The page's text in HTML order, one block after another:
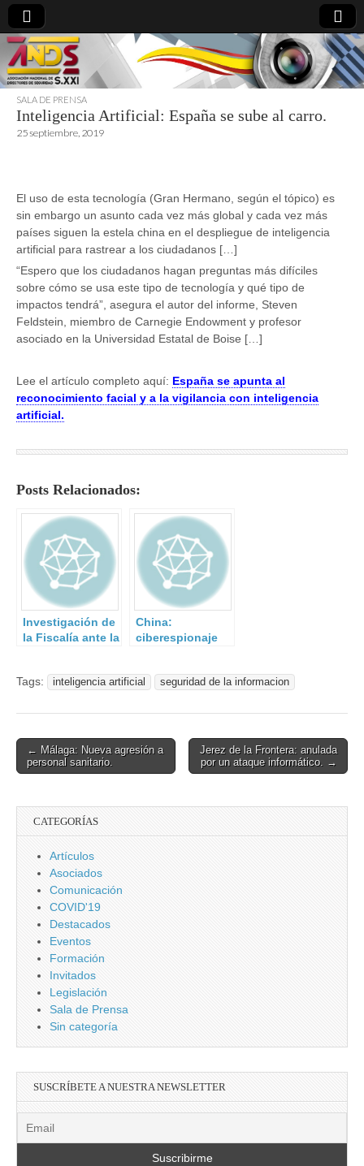
directoresdeseguridad.es
SALA DE PRENSA
Inteligencia Artificial: España se sube al carro.
25 septiembre, 2019
El uso de esta tecnología (Gran Hermano, según el tópico) es
sin embargo un asunto cada vez más global y cada vez más
países siguen la estela china en el despliegue de inteligencia
artificial para rastrear a los ciudadanos […]
“Espero que los ciudadanos hagan preguntas más difíciles
sobre cómo se usa este tipo de tecnología y qué tipo de
impactos tendrá”, asegura el autor del informe, Steven
Feldstein, miembro de Carnegie Endowment y profesor
asociado en la Universidad Estatal de Boise […]
Lee el artículo completo aquí: España se apunta al
reconocimiento facial y a la vigilancia con inteligencia
artificial.
Posts Relacionados:
Investigación de
la Fiscalía ante la
procés
China:
ciberespionaje
Tags:
inteligencia artificial seguridad de la informacion
Post
navigation
← Málaga: Nueva agresión a
personal sanitario.
Jerez de la Frontera: anulada
por un ataque informático. →
CATEGORÍAS
Artículos
Asociados
Comunicación
COVID'19
Destacados
Eventos
Formación
Invitados
Legislación
Sala de Prensa
Sin categoría
SUSCRÍBETE A NUESTRA NEWSLETTER